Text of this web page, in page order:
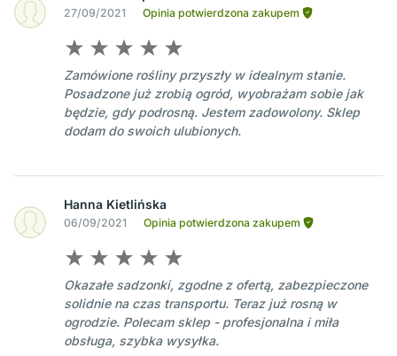
27/09/2021 Opinia potwierdzona zakupem
Zamówione rośliny przyszły w idealnym stanie.
Posadzone już zrobią ogród, wyobrażam sobie jak
będzie, gdy podrosną. Jestem zadowolony. Sklep
dodam do swoich ulubionych.
Hanna Kietlińska
06/09/2021 Opinia potwierdzona zakupem
Okazałe sadzonki, zgodne z ofertą, zabezpieczone
solidnie na czas transportu. Teraz już rosną w
ogrodzie. Polecam sklep - profesjonalna i miła
obsługa, szybka wysyłka.